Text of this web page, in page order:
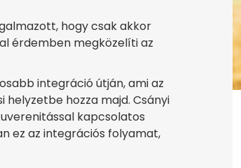
hogy csak akkor
érdemben megközelíti az
integráció útján, ami az
hozza majd. Csányi
kapcsolatos
ez az integrációs folyamat,